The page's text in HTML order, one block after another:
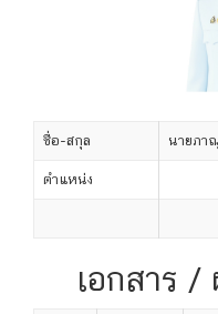
ชื่อ-สกุล นายภา
ตำแหน่ง
เอกสาร /